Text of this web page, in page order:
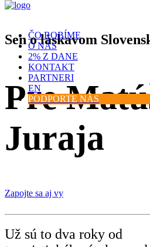
ČO ROBÍME
O NÁS
2% Z DANE
KONTAKT
PARTNERI
EN
PODPORTE NÁS
Sen o láskavom
Pre
Juraja
Zapojte sa aj vy
Už sú to dva roky od